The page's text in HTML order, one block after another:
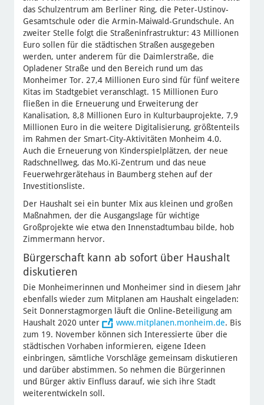
das Schulzentrum am Berliner Ring, die Peter-Ustinov-
Gesamtschule oder die Armin-Maiwald-Grundschule. An
zweiter Stelle folgt die Straßeninfrastruktur: 43 Millionen
Euro sollen für die städtischen Straßen ausgegeben
werden, unter anderem für die Daimlerstraße, die
Opladener Straße und den Bereich rund um das
Monheimer Tor. 27,4 Millionen Euro sind für fünf weitere
Kitas im Stadtgebiet veranschlagt. 15 Millionen Euro
fließen in die Erneuerung und Erweiterung der
Kanalisation, 8,8 Millionen Euro in Kulturbauprojekte, 7,9
Millionen Euro in die weitere Digitalisierung, größtenteils
im Rahmen der Smart-City-Aktivitäten Monheim 4.0.
Auch die Erneuerung von Kinderspielplätzen, der neue
Radschnellweg, das Mo.Ki-Zentrum und das neue
Feuerwehrgerätehaus in Baumberg stehen auf der
Investitionsliste.
Der Haushalt sei ein bunter Mix aus kleinen und großen
Maßnahmen, der die Ausgangslage für wichtige
Großprojekte wie etwa den Innenstadtumbau bilde, hob
Zimmermann hervor.
Bürgerschaft kann ab sofort über Haushalt
diskutieren
Die Monheimerinnen und Monheimer sind in diesem Jahr
ebenfalls wieder zum Mitplanen am Haushalt eingeladen:
Seit Donnerstagmorgen läuft die Online-Beteiligung am
Haushalt 2020 unter
www.mitplanen.monheim.de. Bis
zum 19. November können sich Interessierte über die
städtischen Vorhaben informieren, eigene Ideen
einbringen, sämtliche Vorschläge gemeinsam diskutieren
und darüber abstimmen. So nehmen die Bürgerinnen
und Bürger aktiv Einfluss darauf, wie sich ihre Stadt
weiterentwickeln soll.